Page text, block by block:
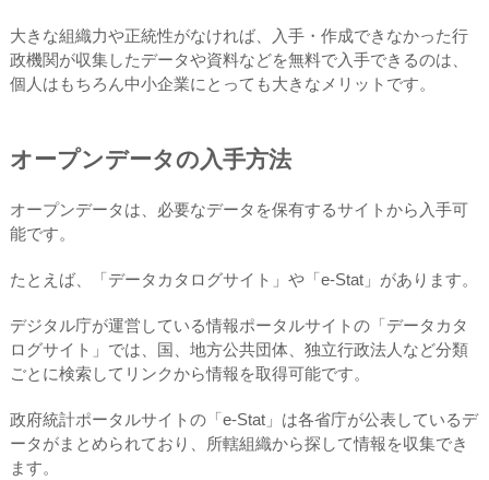
大きな組織力や正統性がなければ、入手・作成できなかった行
政機関が収集したデータや資料などを無料で入手できるのは、
個人はもちろん中小企業にとっても大きなメリットです。
オープンデータの入手方法
オープンデータは、必要なデータを保有するサイトから入手可
能です。
たとえば、「データカタログサイト」や「e-Stat」があります。
デジタル庁が運営している情報ポータルサイトの「データカタ
ログサイト」では、国、地方公共団体、独立行政法人など分類
ごとに検索してリンクから情報を取得可能です。
政府統計ポータルサイトの「e-Stat」は各省庁が公表しているデ
ータがまとめられており、所轄組織から探して情報を収集でき
ます。